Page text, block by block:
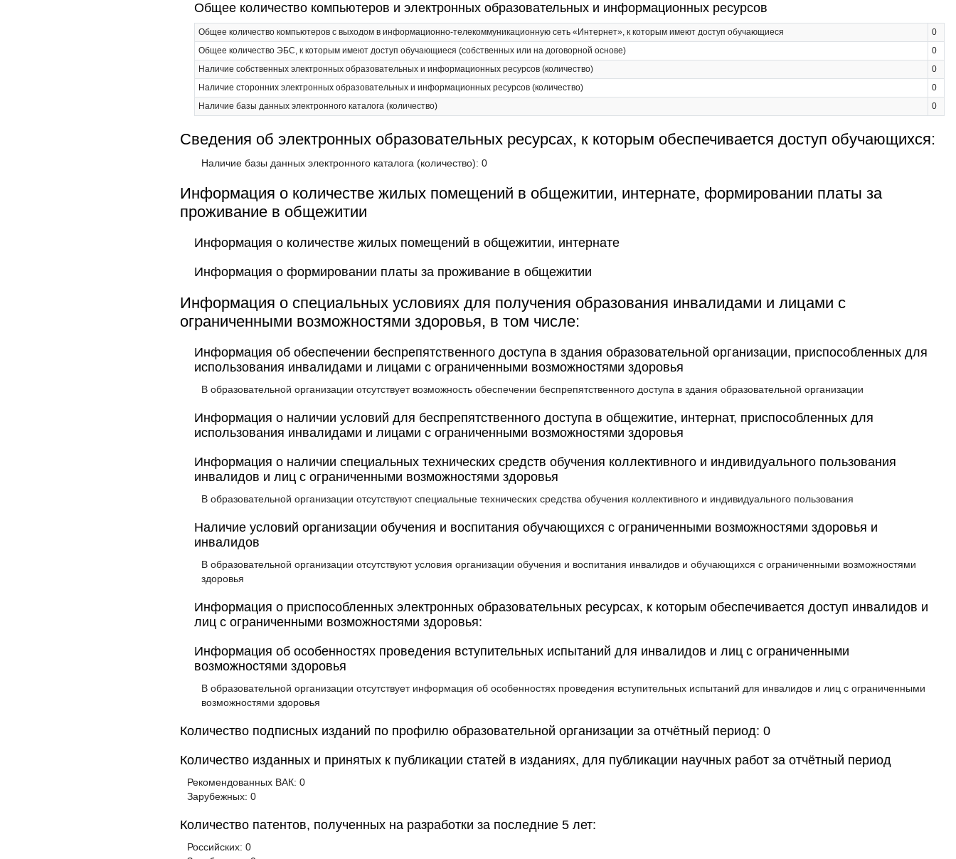
Общее количество компьютеров и электронных образовательных и информационных ресурсов
Общее количество компьютеров с выходом в информационно-телекоммуникационную сеть «Интернет», к которым имеют доступ обучающиеся
0
Общее количество ЭБС, к которым имеют доступ обучающиеся (собственных или на договорной основе)
0
Наличие собственных электронных образовательных и информационных ресурсов (количество)
0
Наличие сторонних электронных образовательных и информационных ресурсов (количество)
0
Наличие базы данных электронного каталога (количество)
0
Сведения об электронных образовательных ресурсах, к которым обеспечивается доступ обучающихся:
Наличие базы данных электронного каталога (количество): 0
Информация о количестве жилых помещений в общежитии, интернате, формировании платы за
проживание в общежитии
Информация о количестве жилых помещений в общежитии, интернате
Информация о формировании платы за проживание в общежитии
Информация о специальных условиях для получения образования инвалидами и лицами с
ограниченными возможностями здоровья, в том числе:
Информация об обеспечении беспрепятственного доступа в здания образовательной организации, приспособленных для
использования инвалидами и лицами с ограниченными возможностями здоровья
В образовательной организации отсутствует возможность обеспечении беспрепятственного доступа в здания образовательной организации
Информация о наличии условий для беспрепятственного доступа в общежитие, интернат, приспособленных для
использования инвалидами и лицами с ограниченными возможностями здоровья
Информация о наличии специальных технических средств обучения коллективного и индивидуального пользования
инвалидов и лиц с ограниченными возможностями здоровья
В образовательной организации отсутствуют специальные технических средства обучения коллективного и индивидуального пользования
Наличие условий организации обучения и воспитания обучающихся с ограниченными возможностями здоровья и
инвалидов
В образовательной организации отсутствуют условия организации обучения и воспитания инвалидов и обучающихся с ограниченными возможностями
здоровья
Информация о приспособленных электронных образовательных ресурсах, к которым обеспечивается доступ инвалидов и
лиц с ограниченными возможностями здоровья:
Информация об особенностях проведения вступительных испытаний для инвалидов и лиц с ограниченными
возможностями здоровья
В образовательной организации отсутствует информация об особенностях проведения вступительных испытаний для инвалидов и лиц с ограниченными
возможностями здоровья
Количество подписных изданий по профилю образовательной организации за отчётный период: 0
Количество изданных и принятых к публикации статей в изданиях, для публикации научных работ за отчётный период
Рекомендованных ВАК: 0
Зарубежных: 0
Количество патентов, полученных на разработки за последние 5 лет:
Российских: 0